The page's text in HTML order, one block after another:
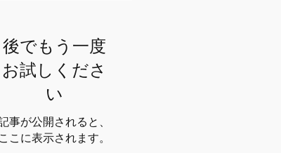
後でもう一度
お試しくださ
い
事が公開されると、
ここに表示されます。